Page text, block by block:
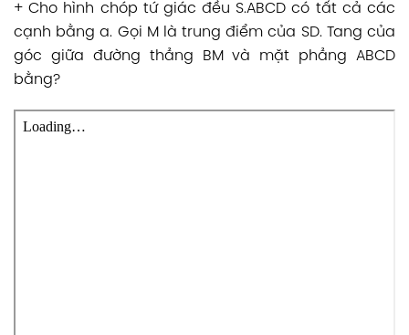
+ Cho hình chóp tứ giác đều S.ABCD có tất cả các
cạnh bằng a. Gọi M là trung điểm của SD. Tang của
góc giữa đường thẳng BM và mặt phẳng ABCD
bằng?